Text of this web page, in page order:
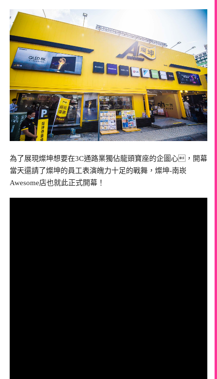
為了展現燦坤想要在3C通路業獨佔龍頭寶座的企圖心，開幕
當天還請了燦坤的員工表演魄力十足的戰舞，燦坤-南崁
Awesome店也就此正式開幕！